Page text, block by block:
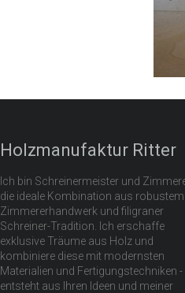
Holzmanufaktur Ritter
Ich bin Schreinermeister und
die ideale Kombination aus robustem
Zimmererhandwerk und filigraner
Schreiner-Tradition. Ich erschaffe
exklusive Träume aus Holz und
kombiniere diese mit modernsten
Materialien und Fertigungstechniken
entsteht aus Ihren Ideen und meiner